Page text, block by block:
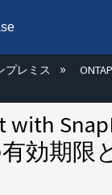
層を展開/
プレミス
with
効期限